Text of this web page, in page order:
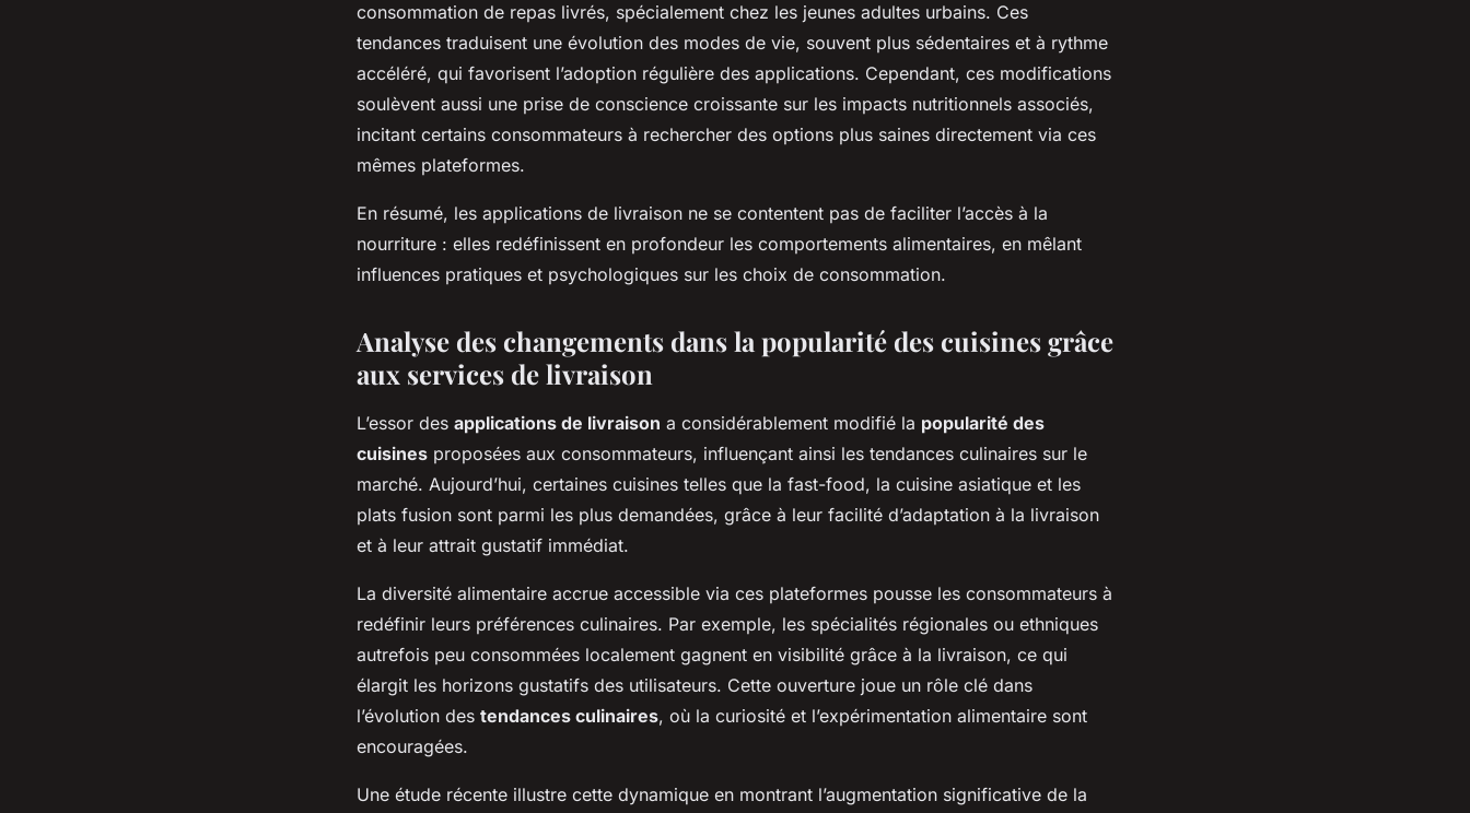
consommation de repas livrés, spécialement chez les jeunes adultes urbains. Ces
tendances traduisent une évolution des modes de vie, souvent plus sédentaires et à rythme
accéléré, qui favorisent l’adoption régulière des applications. Cependant, ces modifications
soulèvent aussi une prise de conscience croissante sur les impacts nutritionnels associés,
incitant certains consommateurs à rechercher des options plus saines directement via ces
mêmes plateformes.
En résumé, les applications de livraison ne se contentent pas de faciliter l’accès à la
nourriture : elles redéfinissent en profondeur les comportements alimentaires, en mêlant
influences pratiques et psychologiques sur les choix de consommation.
Analyse des changements dans la popularité des cuisines grâce
aux services de livraison
L’essor des applications de livraison a considérablement modifié la popularité des
cuisines proposées aux consommateurs, influençant ainsi les tendances culinaires sur le
marché. Aujourd’hui, certaines cuisines telles que la fast-food, la cuisine asiatique et les
plats fusion sont parmi les plus demandées, grâce à leur facilité d’adaptation à la livraison
et à leur attrait gustatif immédiat.
La diversité alimentaire accrue accessible via ces plateformes pousse les consommateurs à
redéfinir leurs préférences culinaires. Par exemple, les spécialités régionales ou ethniques
autrefois peu consommées localement gagnent en visibilité grâce à la livraison, ce qui
élargit les horizons gustatifs des utilisateurs. Cette ouverture joue un rôle clé dans
l’évolution des tendances culinaires, où la curiosité et l’expérimentation alimentaire sont
encouragées.
Une étude récente illustre cette dynamique en montrant l’augmentation significative de la